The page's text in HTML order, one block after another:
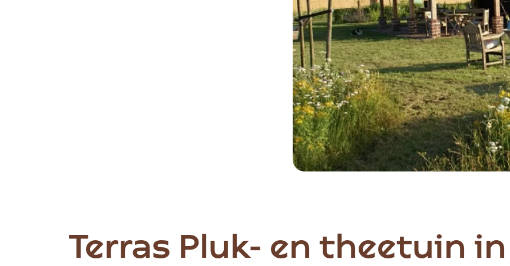
Terras Pluk- en theetuin in